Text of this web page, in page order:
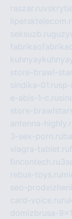
raszar.ru
seksuzb.ru
store-brawl-
sindika-01.ru
e-abis-1-c.ru
store-
antenna-
3-sex-porn.ru
viagra-tablet.ru
fincontech.ru
rebus-toys.ru
seo-
card-voice.ru
domizbrusa-